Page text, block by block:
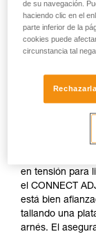
Si no hay
árbol...), realice
para que el
resistencia es
en tensión para
el CONNECT
está bien
tallando una
arnés. El
de su navegación.
haciendo clic en el
parte inferior de la
cookies puede
circunstancia tal